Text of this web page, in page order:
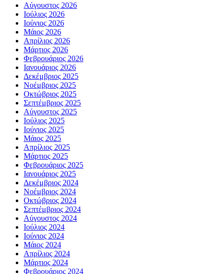
Αύγουστος 2026
Ιούλιος 2026
Ιούνιος 2026
Μάιος 2026
Απρίλιος 2026
Μάρτιος 2026
Φεβρουάριος 2026
Ιανουάριος 2026
Δεκέμβριος 2025
Νοέμβριος 2025
Οκτώβριος 2025
Σεπτέμβριος 2025
Αύγουστος 2025
Ιούλιος 2025
Ιούνιος 2025
Μάιος 2025
Απρίλιος 2025
Μάρτιος 2025
Φεβρουάριος 2025
Ιανουάριος 2025
Δεκέμβριος 2024
Νοέμβριος 2024
Οκτώβριος 2024
Σεπτέμβριος 2024
Αύγουστος 2024
Ιούλιος 2024
Ιούνιος 2024
Μάιος 2024
Απρίλιος 2024
Μάρτιος 2024
Φεβρουάριος 2024